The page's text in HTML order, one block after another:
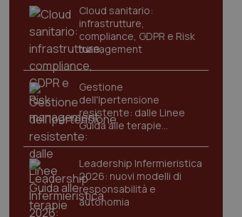
Cloud sanitario:
infrastrutture,
compliance, GDPR e Risk
management
Gestione
dell'Ipertensione
resistente: dalle Linee
Guida alle terapie
innovative
Leadership Infermieristica
2026: nuovi modelli di
responsabilità e
autonomia